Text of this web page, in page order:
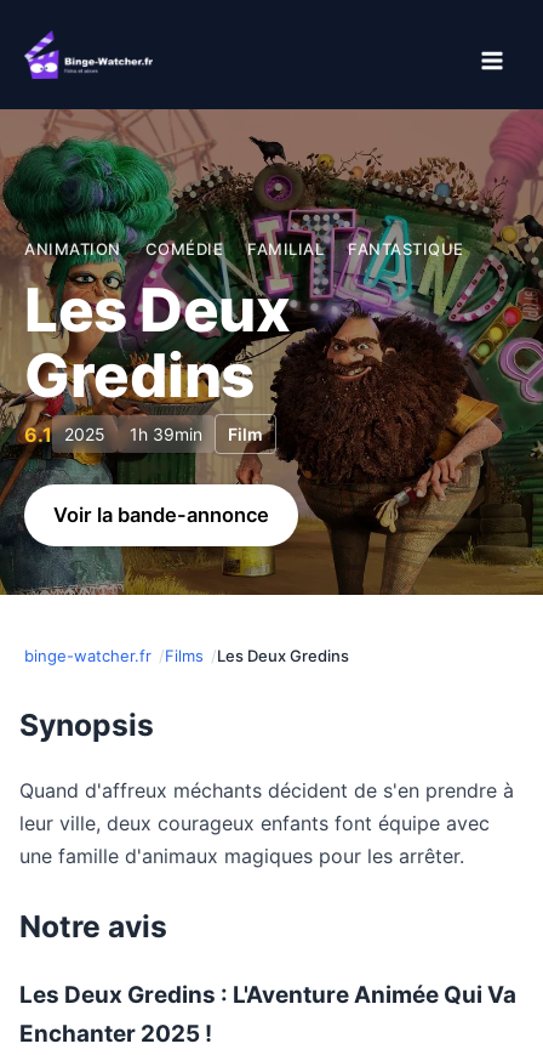
contenu
ANIMATION COMÉDIE FAMILIAL FANTASTIQUE
Les Deux
Gredins
6.1 2025 1h 39min Film
Voir la bande-annonce
binge-watcher.fr Films Les Deux Gredins
Synopsis
Quand d'affreux méchants décident de s'en prendre à
leur ville, deux courageux enfants font équipe avec
une famille d'animaux magiques pour les arrêter.
Notre avis
Les Deux Gredins : L'Aventure Animée Qui Va
Enchanter 2025 !